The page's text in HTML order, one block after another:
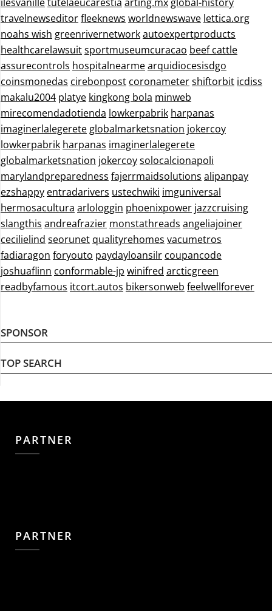
travelnewseditorfleeknews worldnewswave lettica.org
noahs wish greenrivernetworkautoexpertproducts
healthcarelawsuitsportmuseumcuracao beef cattle
assurecontrols hospitalnearmearquidiocesisdgo
coinsmonedas cirebonpost coronametershiftorbit icdiss
makalu2004 platye kingkong bola minweb
mirecomendadotienda lowkerpabrik harpanas
imaginerlalegerete globalmarketsnation jokercoy
lowkerpabrik harpanas imaginerlalegerete
globalmarketsnation jokercoysolocalcionapoli
marylandpreparedness fajerrmaidsolutions alipanpay
ezshappy entradarivers ustechwiki imguniversal
hermosacultura arlologgin phoenixpower jazzcruising
slangthis andreafrazier monstathreads angeliajoiner
cecilielind seorunet qualityrehomes vacumetros
fadiaragon foryouto paydayloansilr coupancode
joshuaflinn conformable-jp winifred arcticgreen
readbyfamous itcort.autos bikersonweb feelwellforever
SPONSOR
TOP SEARCH
PARTNER
PARTNER